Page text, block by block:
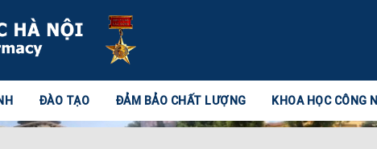
ĐÀO TẠO ĐẢM BẢO CHẤT LƯỢNG KHOA HỌC CÔNG